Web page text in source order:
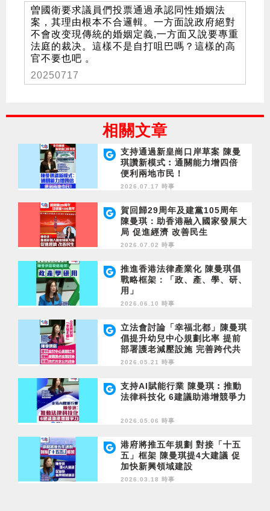
曽國衛要求議員們投票通過承認同性婚姻法
案，其理由根本不合邏輯。一方面說政府絕對
不會改变現傳統的婚姻定義,一方面又說要專重
法庭的裁决。這樣不是自打咀巴嗎？這樣的高
官不要也吧 。
20250717
相關文章
支持通過新皇崗口岸草案 陳曼
琪讚新模式︰通關能力增四倍
便利兩地市民！
2026.07.17 時事
賀回歸29周年及建黨105周年
陳曼琪：助香港融入國家發展大
局 促進經濟 改善民生
2026.07.02 時事
推進香港法律產業化 陳曼琪倡
戰略框架：「政、產、學、研、
用」
2026.06.10 時事
立法會討論「幸福北都」陳曼琪
倡提升幼兒中心規劃比率 提前
部署護老減壓設施 完善跨代共
享公共設施
2026.05.21 時事
支持AI賦能行業 陳曼琪︰推動
法律科技化 6建議助港增競爭力
2026.05.06 時事
港府將推五年規劃 對接「十五
五」框架 陳曼琪提4大建議 促
加快新興領域建設
2026.03.18 時事